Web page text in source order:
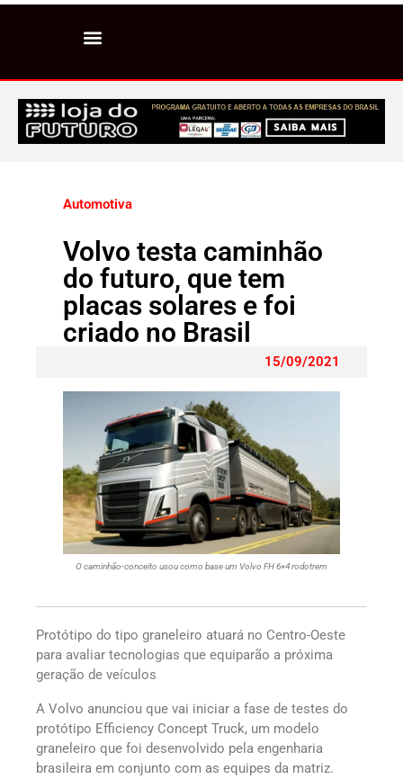
Automotiva
Volvo testa caminhão
do futuro, que tem
placas solares e foi
criado no Brasil
15/09/2021
O caminhão-conceito usou como base um Volvo FH 6×4 rodotrem
Protótipo do tipo graneleiro atuará no Centro-Oeste
para avaliar tecnologias que equiparão a próxima
geração de veículos
A Volvo anunciou que vai iniciar a fase de testes do
protótipo Efficiency Concept Truck, um modelo
graneleiro que foi desenvolvido pela engenharia
brasileira em conjunto com as equipes da matriz.